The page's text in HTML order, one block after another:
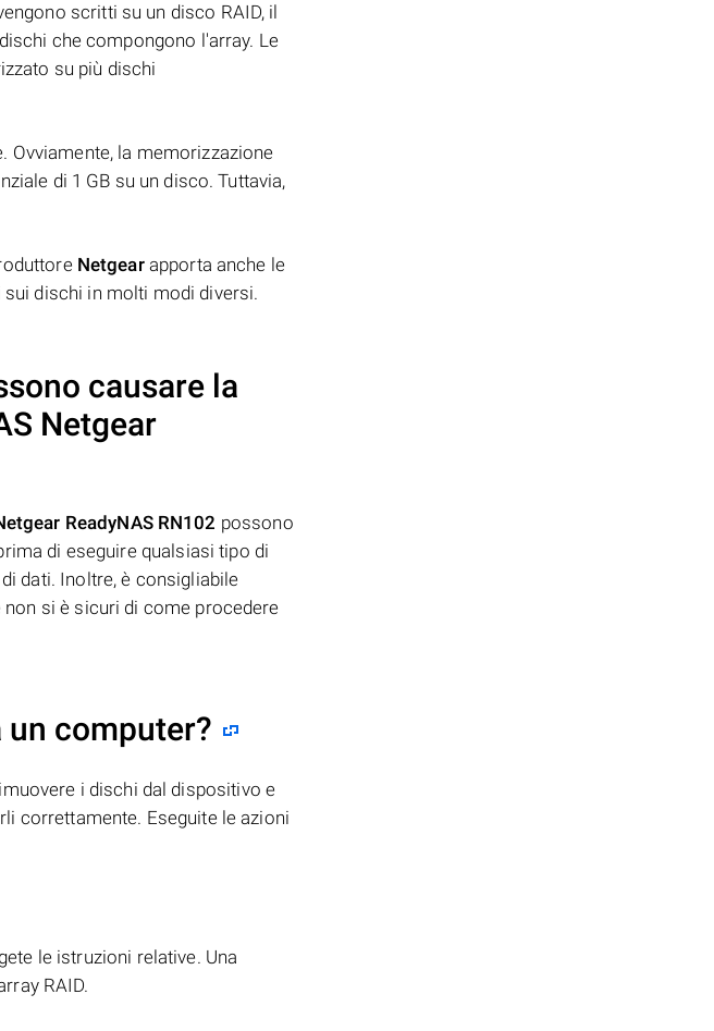
scritti su un disco RAID, il
che compongono l'array. Le
su più dischi
Ovviamente, la memorizzazione
di 1 GB su un disco. Tuttavia,
Netgearapporta anche le
dischi in molti modi diversi.
causare la
Netgear
ReadyNAS RN102 possono
di eseguire qualsiasi tipo di
dati. Inoltre, è consigliabile
si è sicuri di come procedere
computer?
i dischi dal dispositivo e
correttamente. Eseguite le azioni
le istruzioni relative. Una
RAID.